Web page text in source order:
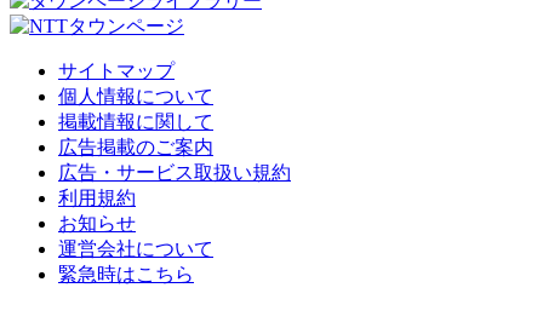
サイトマップ
個人情報について
掲載情報に関して
広告掲載のご案内
広告・サービス取扱い規約
利用規約
お知らせ
運営会社について
緊急時はこちら